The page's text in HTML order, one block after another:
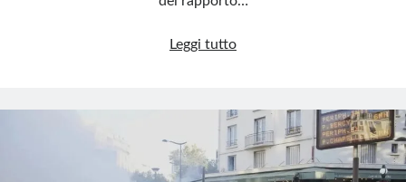
Leggi tuttoL’imam
e
la
lunga
ombra